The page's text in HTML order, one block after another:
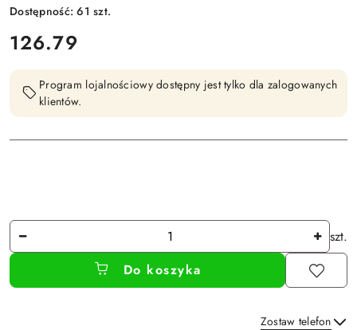
Dostępność:61szt.
cena:
126.79
Program lojalnościowy dostępny jest tylko dla zalogowanych
klientów.
Ilość
szt.
Do koszyka
Zostaw telefon